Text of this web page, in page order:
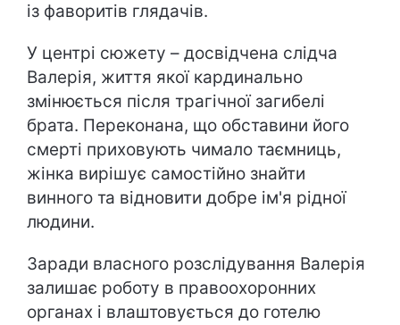
із фаворитів глядачів.
У центрі сюжету – досвідчена слідча
Валерія, життя якої кардинально
змінюється після трагічної загибелі
брата. Переконана, що обставини його
смерті приховують чимало таємниць,
жінка вирішує самостійно знайти
винного та відновити добре ім'я рідної
людини.
Заради власного розслідування Валерія
залишає роботу в правоохоронних
органах і влаштовується до готелю